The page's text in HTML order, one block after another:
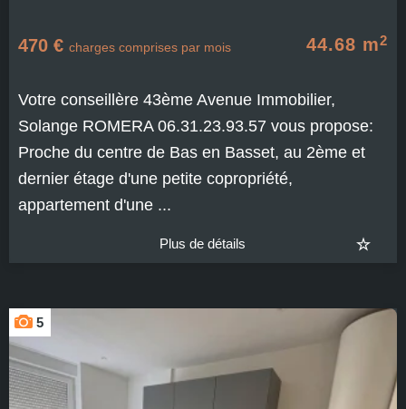
44.68 m2
470 € charges comprises par mois
Votre conseillère 43ème Avenue Immobilier,
Solange ROMERA 06.31.23.93.57 vous propose:
Proche du centre de Bas en Basset, au 2ème et
dernier étage d'une petite copropriété,
appartement d'une ...
Plus de détails
5